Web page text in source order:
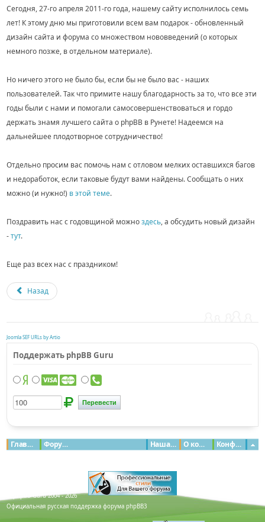
Сегодня, 27-го апреля 2011-го года, нашему сайту исполнилось семь
лет! К этому дню мы приготовили всем вам подарок - обновленный
дизайн сайта и форума со множеством нововведений (о которых
немного позже, в отдельном материале).
Но ничего этого не было бы, если бы не было вас - наших
пользователей. Так что примите нашу благодарность за то, что все эти
годы были с нами и помогали самосовершенствоваться и гордо
держать знамя лучшего сайта о phpBB в Рунете! Надеемся на
дальнейшее плодотворное сотрудничество!
Отдельно просим вас помочь нам с отловом мелких оставшихся багов
и недоработок, если таковые будут вами найдены. Сообщать о них
можно (и нужно!) в этой теме.
Поздравить нас с годовщиной можноздесь, а обсудить новый дизайн
-тут.
Еще раз всех нас с праздником!
Назад
Joomla SEF URLs by Artio
Поддержать phpBB Guru
Главная Форумы Конфиденциальность
О команде
Наша команда
© phpBB Guru 2004 - 2026
Официальная русская поддержка форума phpBB3